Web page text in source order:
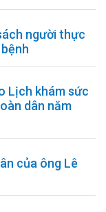
người thực
Lịch khám sức
dân năm
của ông Lê